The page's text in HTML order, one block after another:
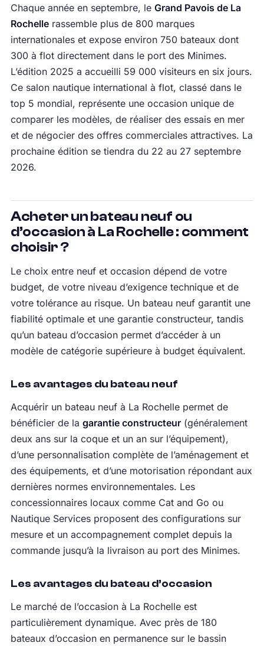
Chaque année en septembre, le Grand Pavois de La
Rochellerassemble plus de 800 marques
internationales et expose environ 750 bateaux dont
300 à flot directement dans le port des Minimes.
L’édition 2025 a accueilli 59 000 visiteurs en six jours.
Ce salon nautique international à flot, classé dans le
top 5 mondial, représente une occasion unique de
comparer les modèles, de réaliser des essais en mer
et de négocier des offres commerciales attractives. La
prochaine édition se tiendra du 22 au 27 septembre
2026.
Acheter un bateau neuf ou
d’occasion à La Rochelle : comment
choisir ?
Le choix entre neuf et occasion dépend de votre
budget, de votre niveau d’exigence technique et de
votre tolérance au risque. Un bateau neuf garantit une
fiabilité optimale et une garantie constructeur, tandis
qu’un bateau d’occasion permet d’accéder à un
modèle de catégorie supérieure à budget équivalent.
Les avantages du bateau neuf
Acquérir un bateau neuf à La Rochelle permet de
bénéficier de la garantie constructeur(généralement
deux ans sur la coque et un an sur l’équipement),
d’une personnalisation complète de l’aménagement et
des équipements, et d’une motorisation répondant aux
dernières normes environnementales. Les
concessionnaires locaux comme Cat and Go ou
Nautique Services proposent des configurations sur
mesure et un accompagnement complet depuis la
commande jusqu’à la livraison au port des Minimes.
Les avantages du bateau d’occasion
Le marché de l’occasion à La Rochelle est
particulièrement dynamique. Avec près de 180
bateaux d’occasion en permanence sur le bassin